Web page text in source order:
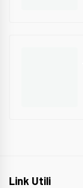
Link Utili